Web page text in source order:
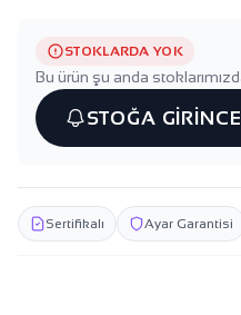
STOKLARDA YOK
Bu ürün şu anda
STOĞA
Sertifikalı Ayar Garantisi